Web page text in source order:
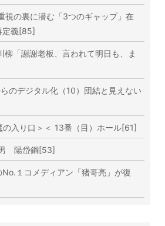
の裏に潜む「3つのギャップ」在
定義[85]
柳「謝謝老板、言われて明日も、ま
のデジタル化（10）団結と見えない
入り口＞＜ 13番（目）ホール[61]
陽岱鋼[53]
１コメディアン「猪哥亮」が復